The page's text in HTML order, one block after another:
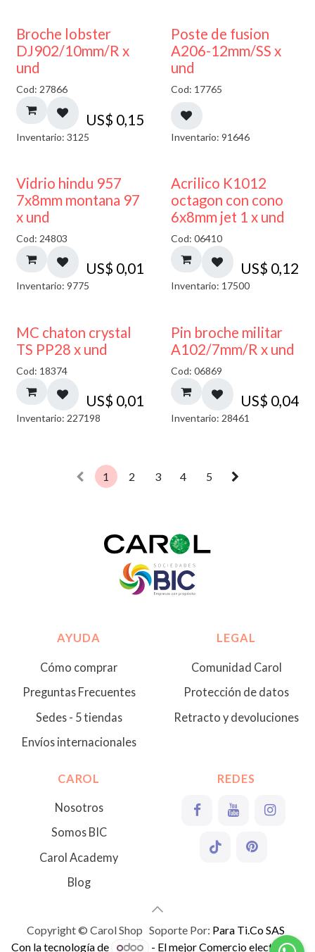
Broche lobster
DJ902/10mm/R x
und
Cod: 27866
US$ 0,15
Inventario: 3125
Poste de fusion
A206-12mm/SS x
und
Cod: 17765
Inventario: 91646
40% DESCUENTO
Vidrio hindu 957
7x8mm montana 97
x und
Cod: 24803
US$ 0,01
Inventario: 9775
Acrilico K1012
octagon con cono
6x8mm jet 1 x und
Cod: 06410
US$ 0,12
Inventario: 17500
MC chaton crystal
TS PP28 x und
Cod: 18374
US$ 0,01
Inventario: 227198
Pin broche militar
A102/7mm/R x und
Cod: 06869
US$ 0,04
Inventario: 28461
1 2 3 4 5
AYUDA
Cómo comprar
Preguntas Frecuentes
Sedes - 5 tiendas
Envíos internacionales
LEGAL
Comunidad Carol
Protección de datos
Retracto y devoluciones
CAROL
Nosotros
Somos BIC
Carol Academy
Blog
REDES
Copyright © Carol Shop Soporte Por: Para Ti.Co SAS
Con la tecnología de
- El mejorComercio electrónico